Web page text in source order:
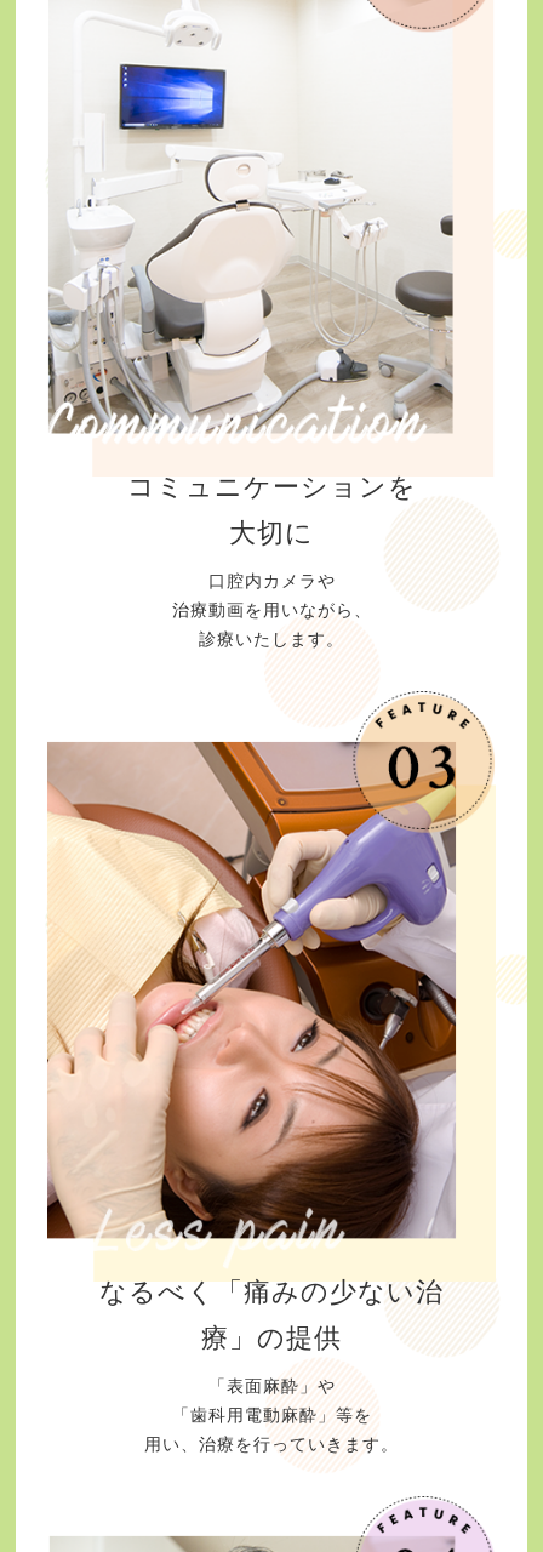
コミュニケーションを
大切に
口腔内カメラや
治療動画を用いながら、
診療いたします。
なるべく「痛みの少ない治
療」の提供
「表面麻酔」や
「歯科用電動麻酔」等を
用い、治療を行っていきます。